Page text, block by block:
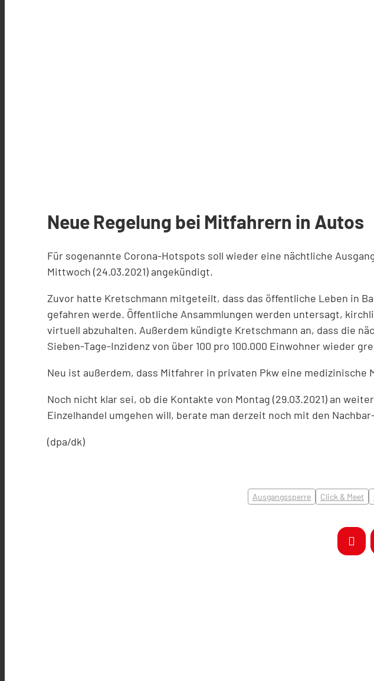
Neue Regelung bei Mitfahrern in Autos
Für sogenannte Corona-Hotspots soll wieder eine nächtliche
Mittwoch (24.03.2021) angekündigt.
Zuvor hatte Kretschmann mitgeteilt, dass das öffentliche Leben in
gefahren werde. Öffentliche Ansammlungen werden untersagt,
virtuell abzuhalten. Außerdem kündigte Kretschmann an, dass die
Sieben-Tage-Inzidenz von über 100 pro 100.000 Einwohner wieder
Neu ist außerdem, dass Mitfahrer in privaten Pkw eine
Noch nicht klar sei, ob die Kontakte von Montag (29.03.2021) an
Einzelhandel umgehen will, berate man derzeit noch mit den
(dpa/dk)
Ausgangssperre Click & Meet